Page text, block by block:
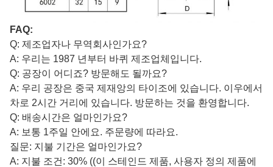
FAQ:
Q: 제조업자나 무역회사인가요?
A: 우리는 1987 년부터 바퀴 제조업체입니다.
Q: 공장이 어디죠? 방문해도 될까요?
A: 우리 공장은 중국 제재앙의 타이조에 있습니다. 이우에서
차로 2시간 거리에 있습니다. 방문하는 것을 환영합니다.
Q: 배송시간은 얼마인가요?
A: 보통 1주일 안에요. 주문량에 따라요.
질문: 지불 기간은 얼마인가요?
A: 지불 조건: 30% ((이 스테인드 제품, 사용자 정의 제품에